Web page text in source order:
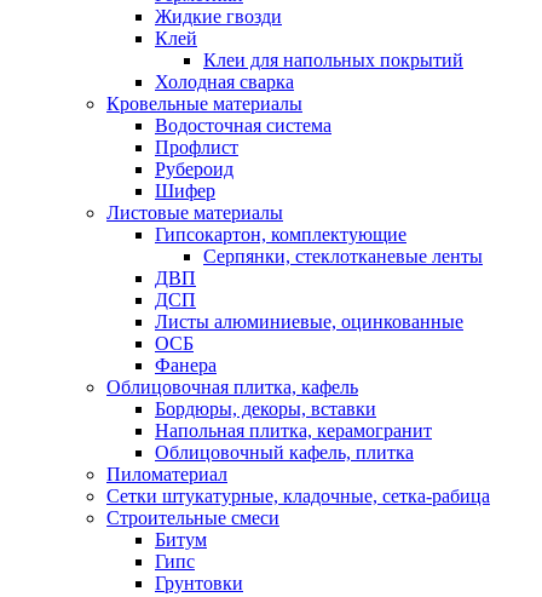
Жидкие гвозди
Клей
Клеи для напольных покрытий
Холодная сварка
Кровельные материалы
Водосточная система
Профлист
Рубероид
Шифер
Листовые материалы
Гипсокартон, комплектующие
Серпянки, стеклотканевые ленты
ДВП
ДСП
Листы алюминиевые, оцинкованные
ОСБ
Фанера
Облицовочная плитка, кафель
Бордюры, декоры, вставки
Напольная плитка, керамогранит
Облицовочный кафель, плитка
Пиломатериал
Сетки штукатурные, кладочные, сетка-рабица
Строительные смеси
Битум
Гипс
Грунтовки